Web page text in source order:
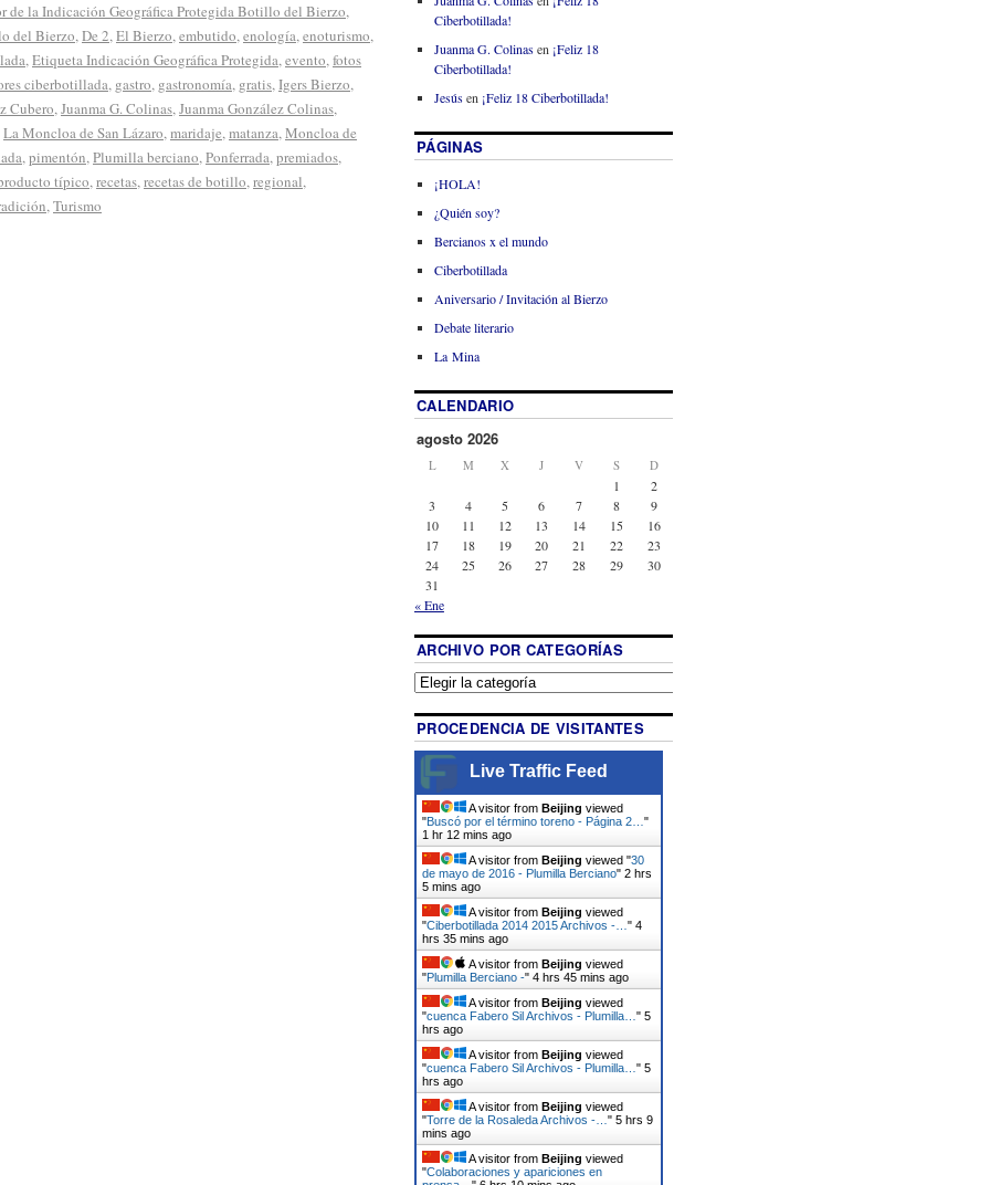
de la Indicación Geográfica Protegida Botillo del Bierzo,
del Bierzo,De 2,El Bierzo,embutido,enología,enoturismo,
,Etiqueta Indicación Geográfica Protegida,evento,fotos
ciberbotillada, gastro, gastronomía, gratis,Igers Bierzo,
Cubero,Juanma G. Colinas,Juanma González Colinas,
La Moncloa de San Lázaro,maridaje,matanza,Moncloa de
,pimentón,Plumilla berciano,Ponferrada,premiados,
típico,recetas,recetas de botillo,regional,
,Turismo
Ciberbotillada!
Juanma G. Colinasen ¡Feliz 18
Ciberbotillada!
Jesúsen ¡Feliz 18 Ciberbotillada!
PÁGINAS
¡HOLA!
¿Quién soy?
Bercianos x el mundo
Ciberbotillada
Aniversario / Invitación al Bierzo
Debate literario
La Mina
CALENDARIO
agosto 2026
L M X J V S D
1
2
3
4 5 6 7 8
9
10
11 12 13 14 15
16
17
18 19 20 21 22
23
24
25 26 27 28 29
30
31
« Ene
ARCHIVO POR CATEGORÍAS
PROCEDENCIA DE VISITANTES
Live Traffic Feed
A visitor from Beijing viewed
"Buscó por el término toreno - Página 2… "
1 hr 12 mins ago
A visitor from Beijing viewed "30
de mayo de 2016 - Plumilla Berciano" 2 hrs
5 mins ago
A visitor from Beijing viewed
"Ciberbotillada 2014 2015 Archivos -… " 4
hrs 35 mins ago
A visitor from Beijing viewed
"Plumilla Berciano -" 4 hrs 45 mins ago
A visitor from Beijing viewed
"cuenca Fabero Sil Archivos - Plumilla… " 5
hrs ago
A visitor from Beijing viewed
"cuenca Fabero Sil Archivos - Plumilla… " 5
hrs ago
A visitor from Beijing viewed
"Torre de la Rosaleda Archivos -… " 5 hrs 9
mins ago
A visitor from Beijing viewed
"Colaboraciones y apariciones en